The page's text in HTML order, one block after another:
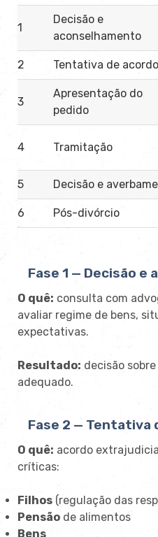
1
Decisão e
aconselhamento
2 Tentativa de acordo
3
Apresentação do
pedido
4 Tramitação
5 Decisão e
6 Pós-divórcio
Fase 1 — Decisão e
O quê: consulta com
avaliar regime de bens,
expectativas.
Resultado: decisão
adequado.
Fase 2 — Tentativa
O quê: acordo
críticas:
Filhos (regulação das
Pensão de alimentos
Bens